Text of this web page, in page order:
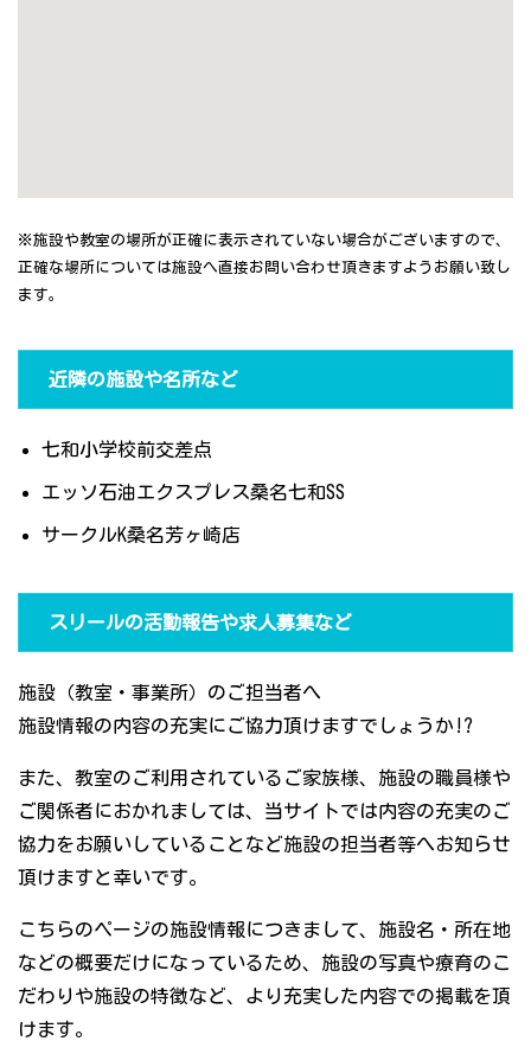
※施設や教室の場所が正確に表示されていない場合がございますので、
正確な場所については施設へ直接お問い合わせ頂きますようお願い致し
ます。
近隣の施設や名所など
七和小学校前交差点
エッソ石油エクスプレス桑名七和SS
サークルK桑名芳ヶ崎店
スリールの活動報告や求人募集など
施設（教室・事業所）のご担当者へ
施設情報の内容の充実にご協力頂けますでしょうか!?
また、教室のご利用されているご家族様、施設の職員様や
ご関係者におかれましては、当サイトでは内容の充実のご
協力をお願いしていることなど施設の担当者等へお知らせ
頂けますと幸いです。
こちらのページの施設情報につきまして、施設名・所在地
などの概要だけになっているため、施設の写真や療育のこ
だわりや施設の特徴など、より充実した内容での掲載を頂
けます。